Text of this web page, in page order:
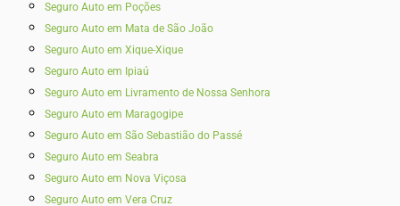
Seguro Auto em Poções
Seguro Auto em Mata de São João
Seguro Auto em Xique-Xique
Seguro Auto em Ipiaú
Seguro Auto em Livramento de Nossa Senhora
Seguro Auto em Maragogipe
Seguro Auto em São Sebastião do Passé
Seguro Auto em Seabra
Seguro Auto em Nova Viçosa
Seguro Auto em Vera Cruz